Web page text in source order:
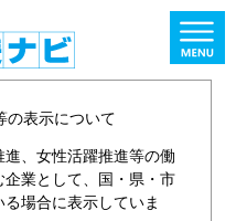
の表示について
、女性活躍推進等の働
業として、国・県・市
場合に表示していま